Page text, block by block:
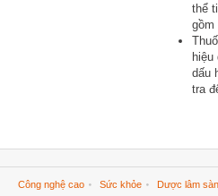
thể
gồm
dấu
tra
Công nghệ cao Sức khỏe Dược lâm